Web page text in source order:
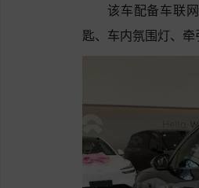
该车配备车联
匙、车内氛围灯、